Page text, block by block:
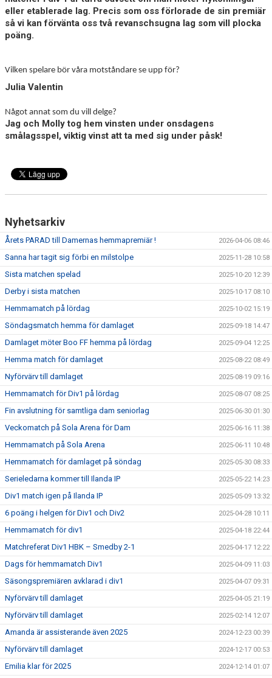
eller etablerade lag. Precis som oss förlorade de sin premiär
så vi kan förvänta oss två revanschsugna lag som vill plocka
poäng.
Vilken spelare bör våra motståndare se upp för?
Julia Valentin
Något annat som du vill delge?
Jag och Molly tog hem vinsten under onsdagens
smålagsspel, viktig vinst att ta med sig under påsk!
Nyhetsarkiv
Årets PARAD till Damernas hemmapremiär ! 2026-04-06 08:46
Sanna har tagit sig förbi en milstolpe 2025-11-28 10:58
Sista matchen spelad 2025-10-20 12:39
Derby i sista matchen 2025-10-17 08:10
Hemmamatch på lördag 2025-10-02 15:19
Söndagsmatch hemma för damlaget 2025-09-18 14:47
Damlaget möter Boo FF hemma på lördag 2025-09-04 12:25
Hemma match för damlaget 2025-08-22 08:49
Nyförvärv till damlaget 2025-08-19 09:16
Hemmamatch för Div1 på lördag 2025-08-07 08:25
Fin avslutning för samtliga dam seniorlag 2025-06-30 01:30
Veckomatch på Sola Arena för Dam 2025-06-16 11:38
Hemmamatch på Sola Arena 2025-06-11 10:48
Hemmamatch för damlaget på söndag 2025-05-30 08:33
Serieledarna kommer till Ilanda IP 2025-05-22 14:23
Div1 match igen på Ilanda IP 2025-05-09 13:32
6 poäng i helgen för Div1 och Div2 2025-04-28 10:11
Hemmamatch för div1 2025-04-18 22:44
Matchreferat Div1 HBK – Smedby 2-1 2025-04-17 12:22
Dags för hemmamatch Div1 2025-04-09 11:03
Säsongspremiären avklarad i div1 2025-04-07 09:31
Nyförvärv till damlaget 2025-04-05 21:19
Nyförvärv till damlaget 2025-02-14 12:07
Amanda är assisterande även 2025 2024-12-23 00:39
Nyförvärv till damlaget 2024-12-17 00:53
Emilia klar för 2025 2024-12-14 01:07